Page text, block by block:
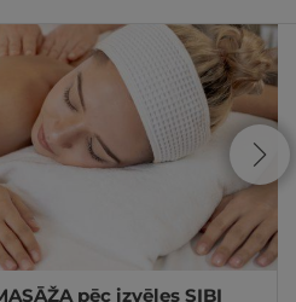
pēc izvēles SIBI